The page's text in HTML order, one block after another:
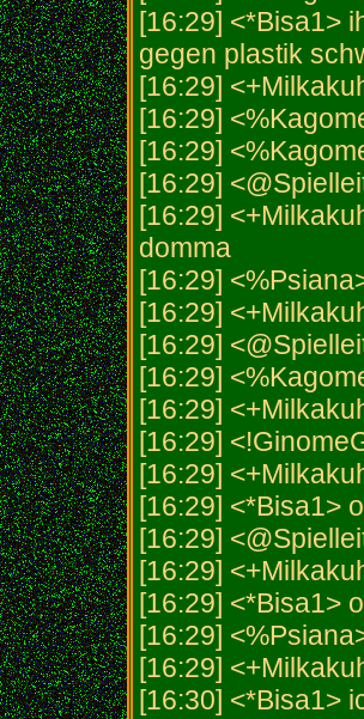
[16:29] <*Bisa1>
gegen plastik
[16:29]
[16:29]
[16:29]
[16:29]
[16:29]
domma
[16:29]
[16:29]
[16:29]
[16:29]
[16:29]
[16:29]
[16:29]
[16:29] <*Bisa1>
[16:29]
[16:29]
[16:29] <*Bisa1>
[16:29]
[16:29]
[16:30] <*Bisa1>